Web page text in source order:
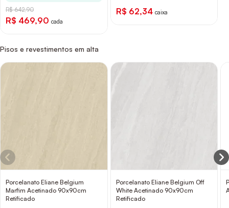
R$ 642,90
R$ 469,90 cada
R$ 62,34 caixa
Pisos e revestimentos em alta
Porcelanato Eliane Belgium
Marfim Acetinado 90x90cm
Retificado
Porcelanato Eliane Belgium Off
White Acetinado 90x90cm
Retificado